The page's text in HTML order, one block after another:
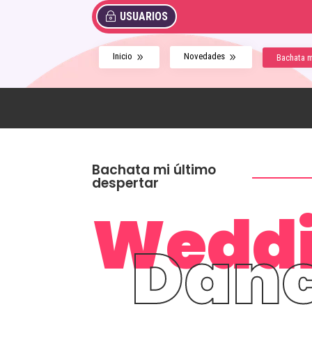
USUARIOS
Inicio 9 Novedades 9 Bachata
Bachata mi último
despertar